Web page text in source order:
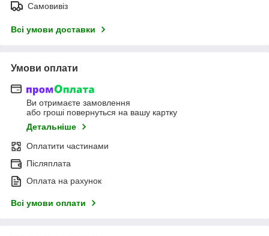
Самовивіз
Всі умови доставки
Умови оплати
Ви отримаєте замовлення
або гроші повернуться на вашу картку
Детальніше
Оплатити частинами
Післяплата
Оплата на рахунок
Всі умови оплати